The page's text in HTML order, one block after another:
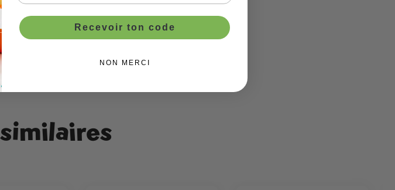
Recevoir ton code
NON MERCI